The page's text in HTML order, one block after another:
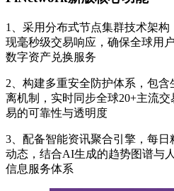
1、采用分布式节点集群技术架
现毫秒级交易响应，确保全球用
数字资产兑换服务
2、构建多重安全防护体系，包
离机制，实时同步全球20+主流
易的可靠性与透明度
3、配备智能资讯聚合引擎，每日
动态，结合AI生成的趋势图谱与
信息服务体系